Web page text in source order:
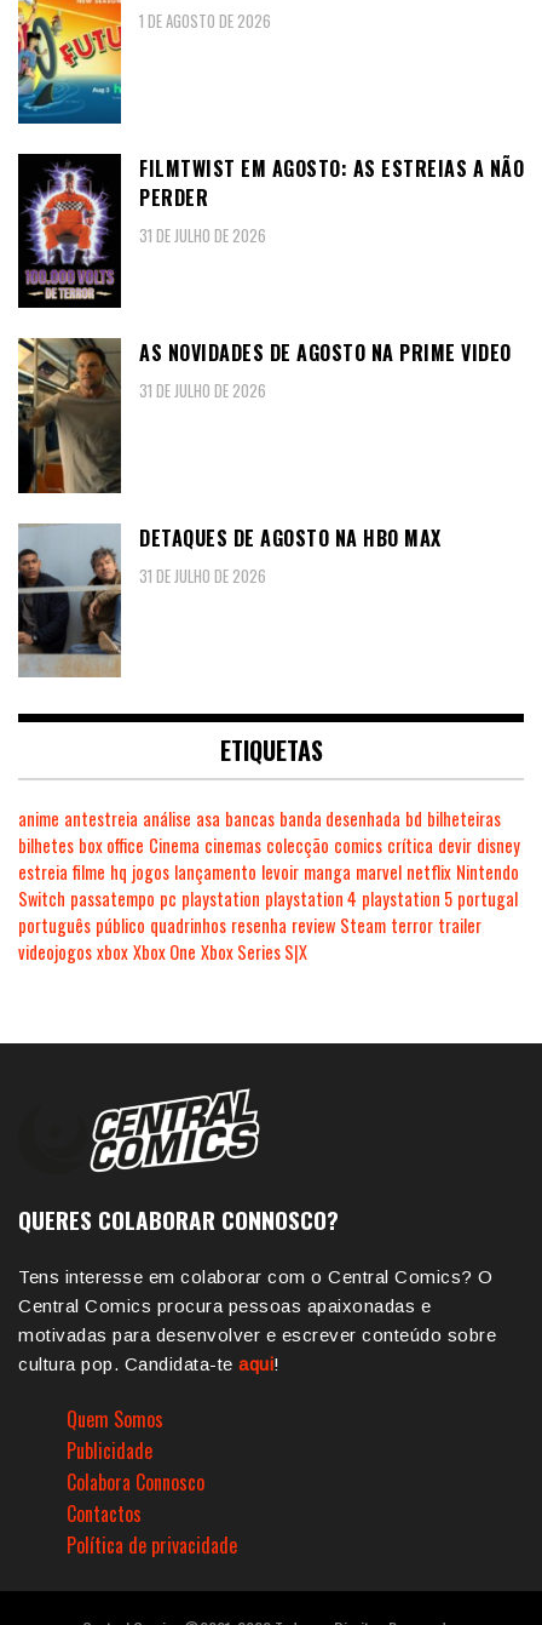
1 DE AGOSTO DE 2026
FILMTWIST EM AGOSTO: AS ESTREIAS A NÃO
PERDER
31 DE JULHO DE 2026
AS NOVIDADES DE AGOSTO NA PRIME VIDEO
31 DE JULHO DE 2026
DETAQUES DE AGOSTO NA HBO MAX
31 DE JULHO DE 2026
ETIQUETAS
anime antestreia análise asa bancas banda desenhada bd bilheteiras
bilhetes box office Cinema cinemas colecção comics crítica devir disney
estreia filme hq jogos lançamento levoir manga marvel netflix Nintendo
Switch passatempo pc playstation playstation 4 playstation 5 portugal
português público quadrinhos resenha review Steam terror trailer
videojogosxboxXbox One Xbox Series S|X
QUERES COLABORAR CONNOSCO?
Tens interesse em colaborar com o Central Comics? O
Central Comics procura pessoas apaixonadas e
motivadas para desenvolver e escrever conteúdo sobre
cultura pop. Candidata-te aqui!
Quem Somos
Publicidade
Colabora Connosco
Contactos
Política de privacidade